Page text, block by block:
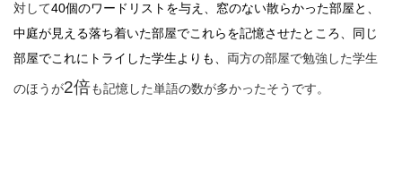
対して40個のワードリストを与え、窓のない散らかった部屋と、
中庭が見える落ち着いた部屋でこれらを記憶させたところ、同じ
部屋でこれにトライした学生よりも、 両方の部屋で勉強した学生
のほうが2倍も記憶した単語の数が多かったそうです。